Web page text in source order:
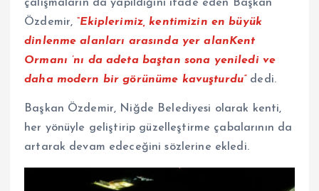
çalışmaların da yapıldığını ifade eden Başkan
Özdemir, “Ekiplerimiz, kentimizin en büyük
dinlenme alanları arasında yer alanKent
Ormanı ’nı da adeta baştan sona yeniledi ve
daha modern bir görünüme kavuşturdu”dedi.
Başkan Özdemir, Niğde Belediyesi olarak kenti,
her yönüyle geliştirip güzelleştirme çabalarının da
artarak devam edeceğini sözlerine ekledi.